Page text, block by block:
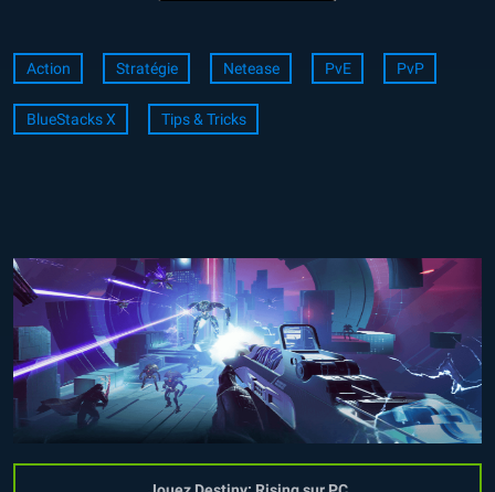
Action Stratégie Netease PvE PvP
BlueStacks X Tips & Tricks